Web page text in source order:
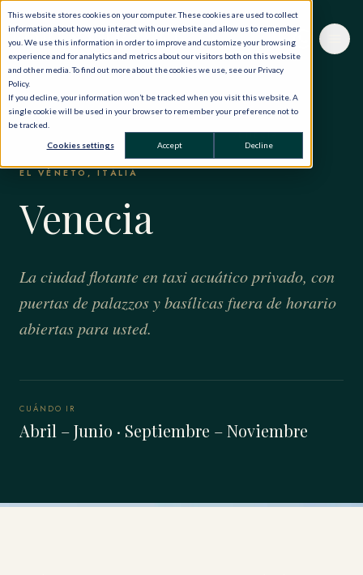
This website stores cookies on your computer. These cookies are used to collect
information about how you interact with our website and allow us to remember
you. We use this information in order to improve and customize your browsing
experience and for analytics and metrics about our visitors both on this website
and other media. To find out more about the cookies we use, see our Privacy
Policy.
If you decline, your information won’t be tracked when you visit this website. A
single cookie will be used in your browser to remember your preference not to
be tracked.
Cookies settings Accept Decline
EL MUNDO, EN PRIVADO·ITALIA·VENECIA
EL VÉNETO, ITALIA
Venecia
La ciudad flotante en taxi acuático privado, con
puertas de palazzos y basílicas fuera de horario
abiertas para usted.
CUÁNDO IR
Abril – Junio · Septiembre – Noviembre